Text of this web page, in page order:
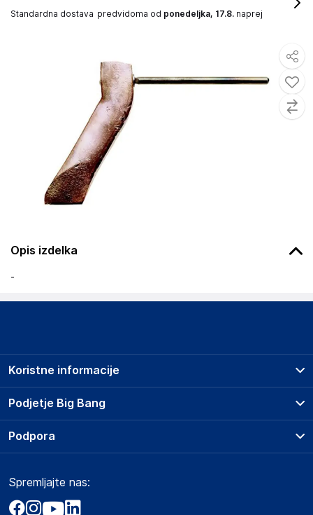
Opis izdelka
-
Standardna dostava predvidoma od ponedeljka, 17.8. naprej
Podjetje Big Bang
O podjetju
Obvestila za javnost
Akt o digitalnih storitvah
Koristne informacije
Prodajna mesta
Storitve
Dostava, vnos in odvoz
Podpora
Marketplace
Kako oddati naročilo?
Spremljajte nas: